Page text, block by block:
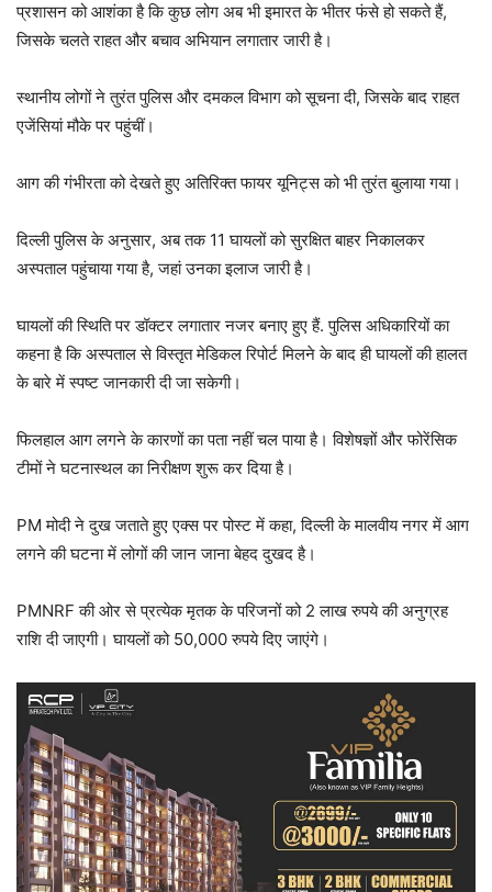
प्रशासन को आशंका है कि कुछ लोग अब भी इमारत के भीतर फंसे हो सकते हैं,
जिसके चलते राहत और बचाव अभियान लगातार जारी है।
स्थानीय लोगों ने तुरंत पुलिस और दमकल विभाग को सूचना दी, जिसके बाद राहत
एजेंसियां मौके पर पहुंचीं।
आग की गंभीरता को देखते हुए अतिरिक्त फायर यूनिट्स को भी तुरंत बुलाया गया।
दिल्ली पुलिस के अनुसार, अब तक 11 घायलों को सुरक्षित बाहर निकालकर
अस्पताल पहुंचाया गया है, जहां उनका इलाज जारी है।
घायलों की स्थिति पर डॉक्टर लगातार नजर बनाए हुए हैं. पुलिस अधिकारियों का
कहना है कि अस्पताल से विस्तृत मेडिकल रिपोर्ट मिलने के बाद ही घायलों की हालत
के बारे में स्पष्ट जानकारी दी जा सकेगी।
फिलहाल आग लगने के कारणों का पता नहीं चल पाया है। विशेषज्ञों और फोरेंसिक
टीमों ने घटनास्थल का निरीक्षण शुरू कर दिया है।
PM मोदी ने दुख जताते हुए एक्स पर पोस्ट में कहा, दिल्ली के मालवीय नगर में आग
लगने की घटना में लोगों की जान जाना बेहद दुखद है।
PMNRF की ओर से प्रत्येक मृतक के परिजनों को 2 लाख रुपये की अनुग्रह
राशि दी जाएगी। घायलों को 50,000 रुपये दिए जाएंगे।